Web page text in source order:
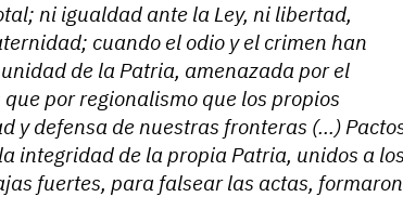
ni igualdad ante la Ley, ni libertad,
cuando el odio y el crimen han
de la Patria, amenazada por el
por regionalismo que los propios
y defensa de nuestras fronteras (…)
integridad de la propia Patria, unidos a los
fuertes, para falsear las actas, formaron